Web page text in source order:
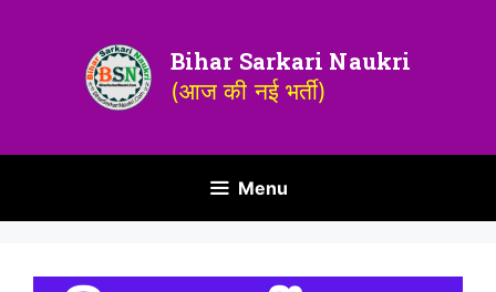
Bihar Sarkari Naukri
(आज की नई भर्ती)
Menu